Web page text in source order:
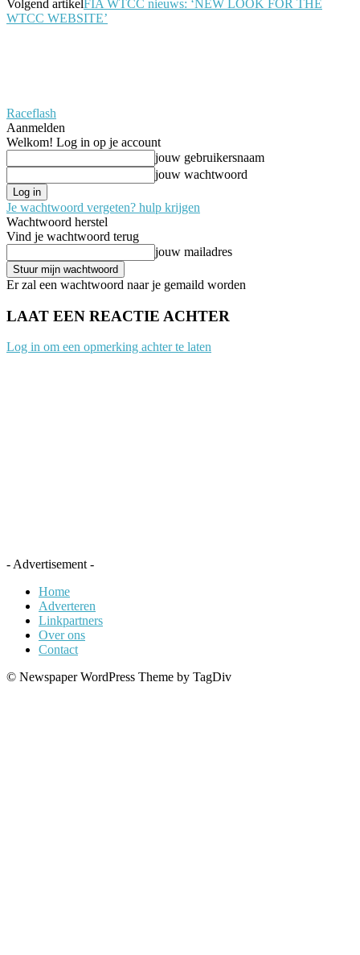
Volgend artikelFIA WTCC nieuws: ‘NEW LOOK FOR THE
WTCC WEBSITE’
Raceflash
Aanmelden
Welkom! Log in op je account
jouw gebruikersnaam
jouw wachtwoord
Je wachtwoord vergeten? hulp krijgen
Wachtwoord herstel
Vind je wachtwoord terug
jouw mailadres
Er zal een wachtwoord naar je gemaild worden
LAAT EEN REACTIE ACHTER
Log in om een opmerking achter te laten
- Advertisement -
Home
Adverteren
Linkpartners
Over ons
Contact
© Newspaper WordPress Theme by TagDiv